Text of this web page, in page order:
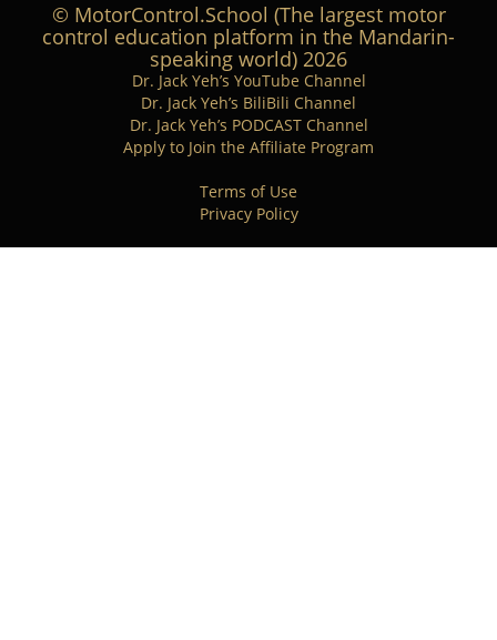
© MotorControl.School (The largest motor
control education platform in the Mandarin-
speaking world) 2026
Dr. Jack Yeh’s YouTube Channel
Dr. Jack Yeh’s BiliBili Channel
Dr. Jack Yeh’s PODCAST Channel
Apply to Join the Affiliate Program
Terms of Use
Privacy Policy